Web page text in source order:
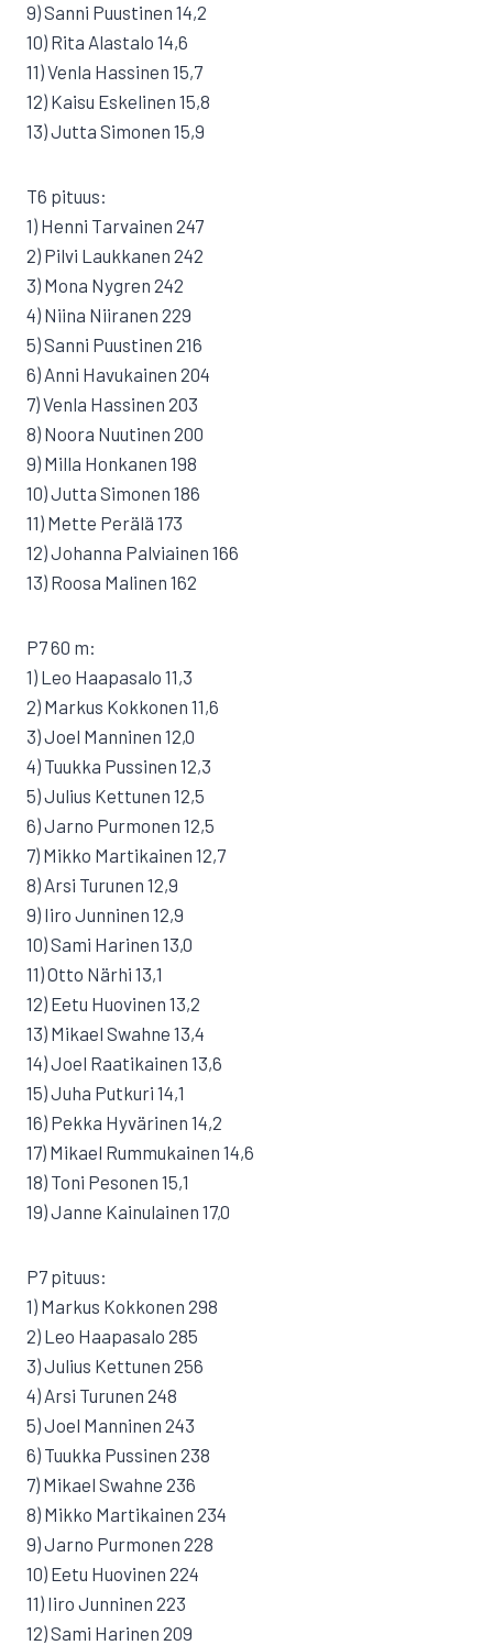
9) Sanni Puustinen 14,2
10) Rita Alastalo 14,6
11) Venla Hassinen 15,7
12) Kaisu Eskelinen 15,8
13) Jutta Simonen 15,9
T6 pituus:
1) Henni Tarvainen 247
2) Pilvi Laukkanen 242
3) Mona Nygren 242
4) Niina Niiranen 229
5) Sanni Puustinen 216
6) Anni Havukainen 204
7) Venla Hassinen 203
8) Noora Nuutinen 200
9) Milla Honkanen 198
10) Jutta Simonen 186
11) Mette Perälä 173
12) Johanna Palviainen 166
13) Roosa Malinen 162
P7 60 m:
1) Leo Haapasalo 11,3
2) Markus Kokkonen 11,6
3) Joel Manninen 12,0
4) Tuukka Pussinen 12,3
5) Julius Kettunen 12,5
6) Jarno Purmonen 12,5
7) Mikko Martikainen 12,7
8) Arsi Turunen 12,9
9) Iiro Junninen 12,9
10) Sami Harinen 13,0
11) Otto Närhi 13,1
12) Eetu Huovinen 13,2
13) Mikael Swahne 13,4
14) Joel Raatikainen 13,6
15) Juha Putkuri 14,1
16) Pekka Hyvärinen 14,2
17) Mikael Rummukainen 14,6
18) Toni Pesonen 15,1
19) Janne Kainulainen 17,0
P7 pituus:
1) Markus Kokkonen 298
2) Leo Haapasalo 285
3) Julius Kettunen 256
4) Arsi Turunen 248
5) Joel Manninen 243
6) Tuukka Pussinen 238
7) Mikael Swahne 236
8) Mikko Martikainen 234
9) Jarno Purmonen 228
10) Eetu Huovinen 224
11) Iiro Junninen 223
12) Sami Harinen 209